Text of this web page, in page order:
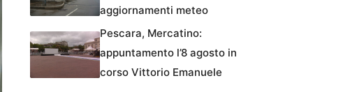
aggiornamenti meteo
Pescara, Mercatino:
appuntamento l’8 agosto in
corso Vittorio Emanuele